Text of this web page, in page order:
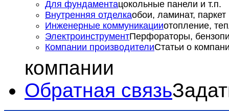
Для фундаментацокольные панели и т.п.
Внутренняя отделкаобои, ламинат, паркет
Инженерные коммуникацииотопление,
ЭлектроинструментПерфораторы,
Компании производителиСтатьи о
компании
Обратная связь